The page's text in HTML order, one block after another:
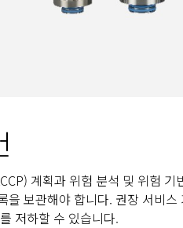
계획과 위험 분석 및 위험
을 보관해야 합니다. 권장 서비
저하할 수 있습니다.